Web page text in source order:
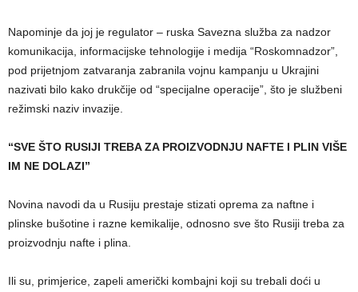
Napominje da joj je regulator – ruska Savezna služba za nadzor
komunikacija, informacijske tehnologije i medija “Roskomnadzor”,
pod prijetnjom zatvaranja zabranila vojnu kampanju u Ukrajini
nazivati bilo kako drukčije od “specijalne operacije”, što je službeni
režimski naziv invazije.
“SVE ŠTO RUSIJI TREBA ZA PROIZVODNJU NAFTE I PLIN VIŠE
IM NE DOLAZI”
Novina navodi da u Rusiju prestaje stizati oprema za naftne i
plinske bušotine i razne kemikalije, odnosno sve što Rusiji treba za
proizvodnju nafte i plina.
Ili su, primjerice, zapeli američki kombajni koji su trebali doći u